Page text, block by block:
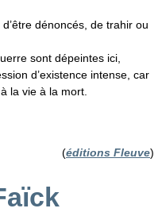
dénoncés, de trahir ou
sont dépeintes ici,
d’existence intense, car
la vie à la mort.
(éditions Fleuve)